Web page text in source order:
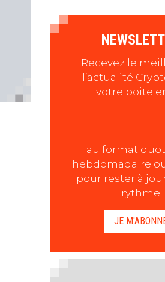
Recevez le
l’actualité
votre boite
au format
hebdomadaire
pour rester à
rythme
JE